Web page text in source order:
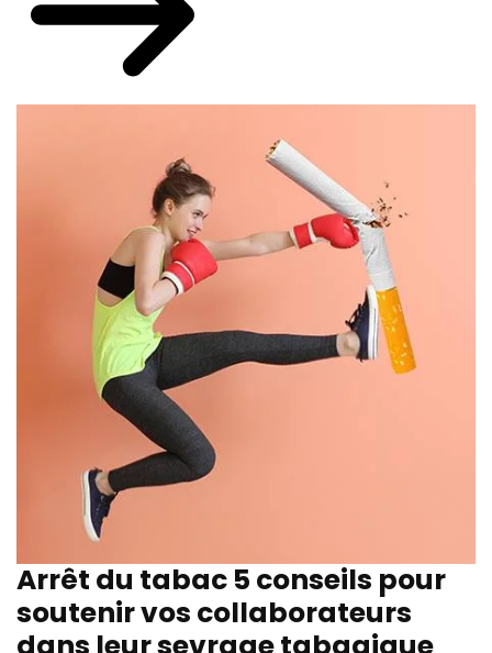
Arrêt du tabac 5 conseils pour
soutenir vos collaborateurs